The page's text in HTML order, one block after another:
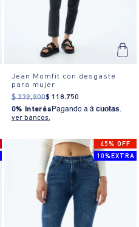
Jean Momfit con desgaste
para mujer
$ 239.900$ 118.750
0% Interés Pagando a 3 cuotas.
ver bancos.
45% OFF
10%EXTRA